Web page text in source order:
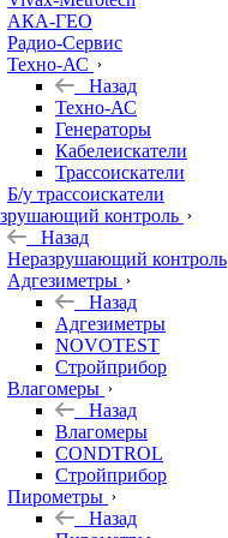
АКА-ГЕО
Радио-Сервис
Техно-АС
Назад
Техно-АС
Генераторы
Кабелеискатели
Трассоискатели
Б/у трассоискатели
контроль
Назад
Неразрушающий контроль
Адгезиметры
Назад
Адгезиметры
NOVOTEST
Стройприбор
Влагомеры
Назад
Влагомеры
CONDTROL
Стройприбор
Пирометры
Назад